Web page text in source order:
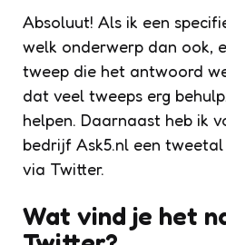
Absoluut! Als ik een
welk onderwerp dan ook,
tweep die het antwoord
dat veel tweeps erg
helpen. Daarnaast heb ik
bedrijf Ask5.nl een
via Twitter.
Wat vind je het